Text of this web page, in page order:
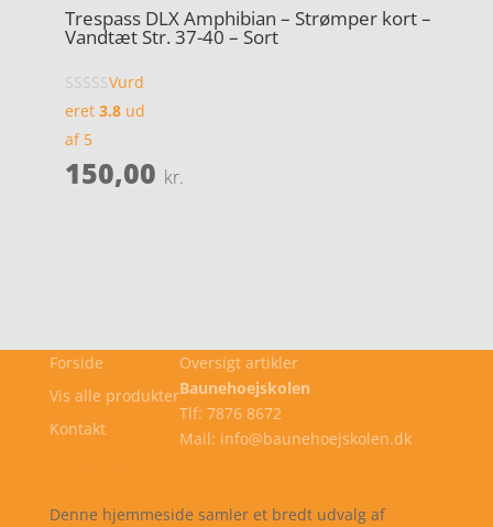
Trespass DLX Amphibian – Strømper kort –
Vandtæt Str. 37-40 – Sort
Vurd
eret 3.8ud
af 5
150,00 kr.
Forside
Vis alle produkter
Kontakt
Oversigt artikler
Baunehoejskolen
Tlf: 7876 8672
Mail: info@baunehoejskolen.dk
Denne hjemmeside samler et bredt udvalg af